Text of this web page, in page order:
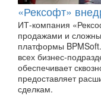
«Рексофт»
ИТ-компания
продажами и
платформы
всех бизнес-
обеспечивает
предоставляет
сделкам.